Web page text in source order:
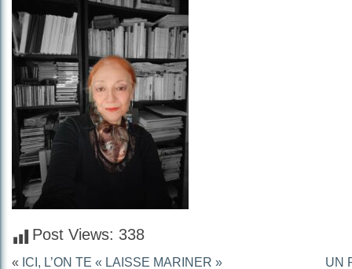
Post Views: 338
« ICI, L’ON TE « LAISSE MARINER »
UN